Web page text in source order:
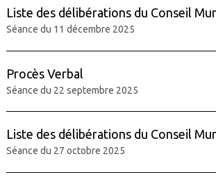
Liste des délibérations du Conseil
Séance du 11 décembre 2025
Procès Verbal
Séance du 22 septembre 2025
Liste des délibérations du Conseil
Séance du 27 octobre 2025